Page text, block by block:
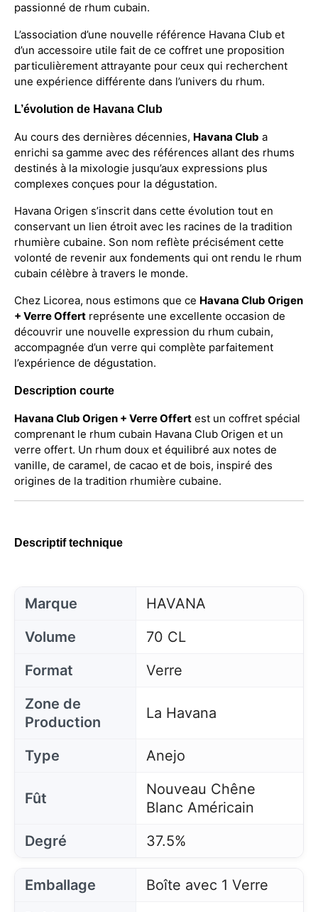
passionné de rhum cubain.
L’association d’une nouvelle référence Havana Club et
d’un accessoire utile fait de ce coffret une proposition
particulièrement attrayante pour ceux qui recherchent
une expérience différente dans l’univers du rhum.
L’évolution de Havana Club
Au cours des dernières décennies, Havana Club a
enrichi sa gamme avec des références allant des rhums
destinés à la mixologie jusqu’aux expressions plus
complexes conçues pour la dégustation.
Havana Origen s’inscrit dans cette évolution tout en
conservant un lien étroit avec les racines de la tradition
rhumière cubaine. Son nom reflète précisément cette
volonté de revenir aux fondements qui ont rendu le rhum
cubain célèbre à travers le monde.
Chez Licorea, nous estimons que ce Havana Club Origen
+ Verre Offert représente une excellente occasion de
découvrir une nouvelle expression du rhum cubain,
accompagnée d’un verre qui complète parfaitement
l’expérience de dégustation.
Description courte
Havana Club Origen + Verre Offert est un coffret spécial
comprenant le rhum cubain Havana Club Origen et un
verre offert. Un rhum doux et équilibré aux notes de
vanille, de caramel, de cacao et de bois, inspiré des
origines de la tradition rhumière cubaine.
Descriptif technique
Marque
HAVANA
Volume
70 CL
Format
Verre
Zone de
Production
La Havana
Type Anejo
Fût
Nouveau Chêne
Blanc Américain
Degré
37.5%
Emballage
Boîte avec 1 Verre